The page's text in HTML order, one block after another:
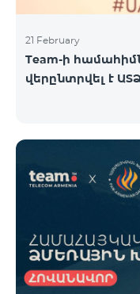
21 February
Team-ի
վերընտրվել է